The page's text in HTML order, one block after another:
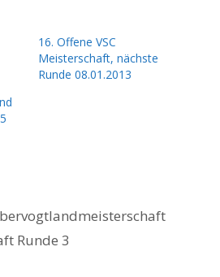
16. Offene VSC
Meisterschaft, nächste
Runde 08.01.2013
Runde 3